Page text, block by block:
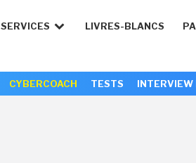
SERVICES LIVRES-BLANCS
CYBERCOACH TESTS INTERVIEW